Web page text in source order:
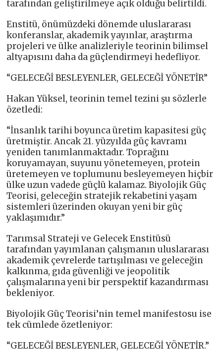
tarafından geliştirilmeye açık olduğu belirtildi.
Enstitü, önümüzdeki dönemde uluslararası
konferanslar, akademik yayınlar, araştırma
projeleri ve ülke analizleriyle teorinin bilimsel
altyapısını daha da güçlendirmeyi hedefliyor.
“GELECEĞİ BESLEYENLER, GELECEĞİ YÖNETİR”
Hakan Yüksel, teorinin temel tezini şu sözlerle
özetledi:
“İnsanlık tarihi boyunca üretim kapasitesi güç
üretmiştir. Ancak 21. yüzyılda güç kavramı
yeniden tanımlanmaktadır. Toprağını
koruyamayan, suyunu yönetemeyen, protein
üretemeyen ve toplumunu besleyemeyen hiçbir
ülke uzun vadede güçlü kalamaz. Biyolojik Güç
Teorisi, geleceğin stratejik rekabetini yaşam
sistemleri üzerinden okuyan yeni bir güç
yaklaşımıdır.”
Tarımsal Strateji ve Gelecek Enstitüsü
tarafından yayımlanan çalışmanın uluslararası
akademik çevrelerde tartışılması ve geleceğin
kalkınma, gıda güvenliği ve jeopolitik
çalışmalarına yeni bir perspektif kazandırması
bekleniyor.
Biyolojik Güç Teorisi’nin temel manifestosu ise
tek cümlede özetleniyor:
“GELECEĞİ BESLEYENLER, GELECEĞİ YÖNETİR.”